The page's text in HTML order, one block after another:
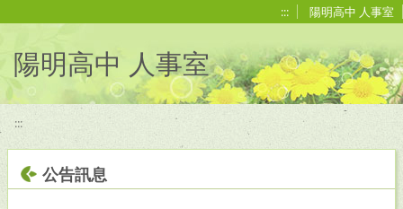
::: 陽明高中 人事室
陽明高中 人事室
:::
公告訊息